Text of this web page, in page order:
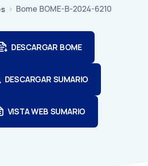
Bome BOME-B-2024-6210
DESCARGAR BOME
DESCARGAR SUMARIO
VISTA WEB SUMARIO